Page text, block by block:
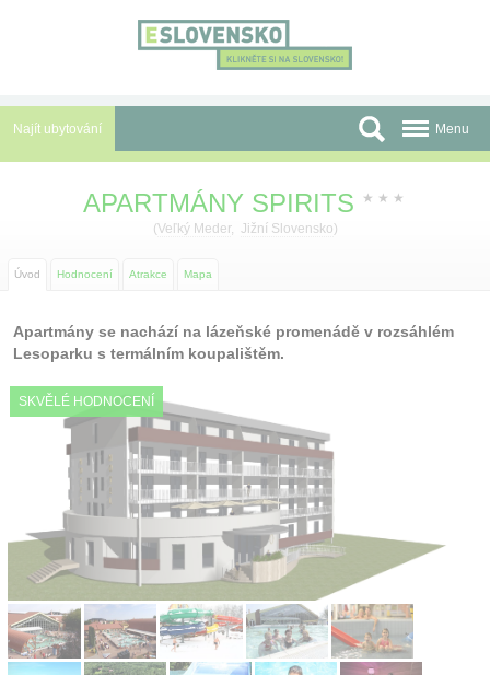
Najít ubytování
Autobusové zájezdy
Před cestou
Atrakce
Menu
APARTMÁNY SPIRITS ★ ★ ★
(Veľký Meder, Jižní Slovensko)
Úvod Hodnocení Atrakce Mapa
Apartmány se nachází na lázeňské promenádě v rozsáhlém
Lesoparku s termálním koupalištěm.
SKVĚLÉ HODNOCENÍ